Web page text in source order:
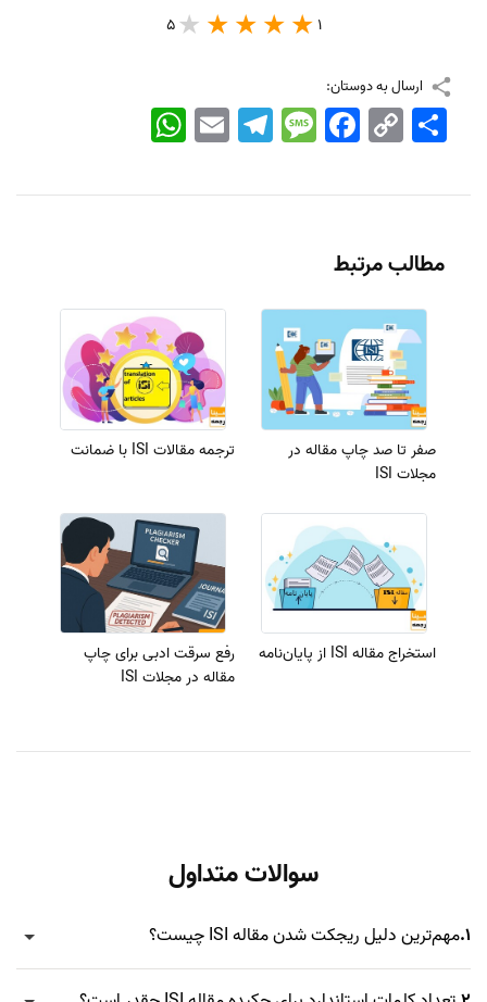
1
5
ارسال به دوستان:
WhatsApp EmailTelegramMessageFacebook Copy
Link
اشتراک
مطالب مرتبط
صفر تا صد چاپ مقاله در
مجلات ISI
ترجمه مقالات ISI با ضمانت
استخراج مقاله ISI از پایان‌نامه
رفع سرقت ادبی برای چاپ
مقاله در مجلات ISI
سوالات متداول
1.مهم‌ترین دلیل ریجکت شدن مقاله ISI چیست؟